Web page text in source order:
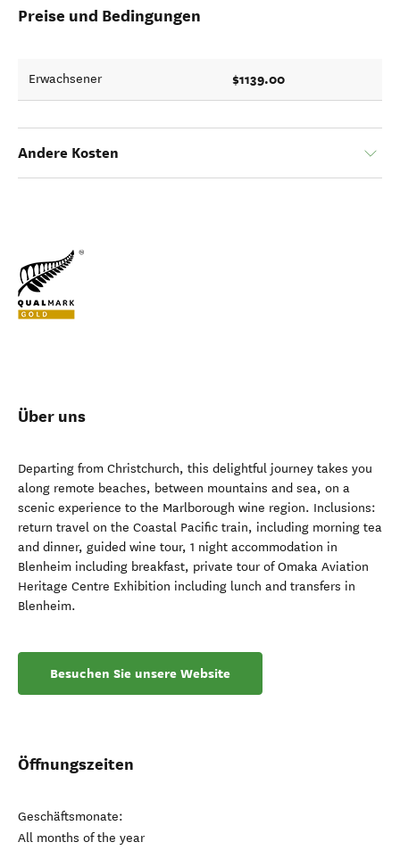
Preise und Bedingungen
Erwachsener $1139.00
Andere Kosten
Über uns
Departing from Christchurch, this delightful journey takes you
along remote beaches, between mountains and sea, on a
scenic experience to the Marlborough wine region. Inclusions:
return travel on the Coastal Pacific train, including morning tea
and dinner, guided wine tour, 1 night accommodation in
Blenheim including breakfast, private tour of Omaka Aviation
Heritage Centre Exhibition including lunch and transfers in
Blenheim.
Besuchen Sie unsere Website
Öffnungszeiten
Geschäftsmonate:
All months of the year